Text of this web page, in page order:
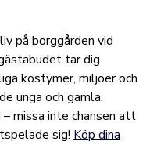
på borggården vid
tar dig
kostymer, miljöer och
unga och gamla.
missa inte chansen att
sig! Köp dina